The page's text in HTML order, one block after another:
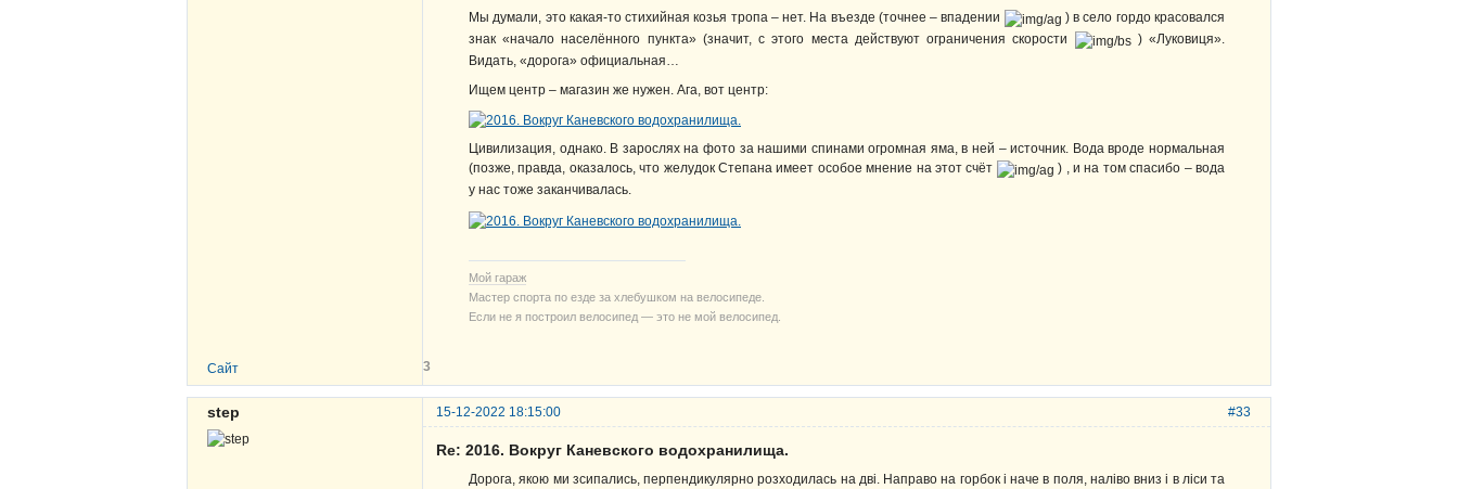
Мы думали, это какая-то стихийная козья тропа – нет. На въезде (точнее – впадении
) в село гордо красовался
знак «начало населённого пункта» (значит, с этого места действуют ограничения скорости
) «Луковиця».
Видать, «дорога» официальная…
Ищем центр – магазин же нужен. Ага, вот центр:
Цивилизация, однако. В зарослях на фото за нашими спинами огромная яма, в ней – источник. Вода вроде нормальная
(позже, правда, оказалось, что желудок Степана имеет особое мнение на этот счёт
) , и на том спасибо – вода
у нас тоже заканчивалась.
Мой гараж
Мастер спорта по езде за хлебушком на велосипеде.
Если не я построил велосипед — это не мой велосипед.
Сайт 3
#33
step 15-12-2022 18:15:00
Re: 2016. Вокруг Каневского водохранилища.
Дорога, якою ми зсипались, перпендикулярно розходилась на дві. Направо на горбок і наче в поля, наліво вниз і в ліси та